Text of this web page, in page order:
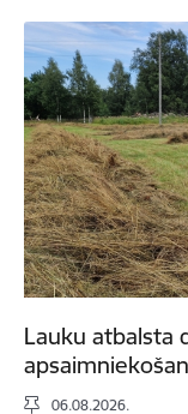
Lauku atbalsta
06.08.2026.